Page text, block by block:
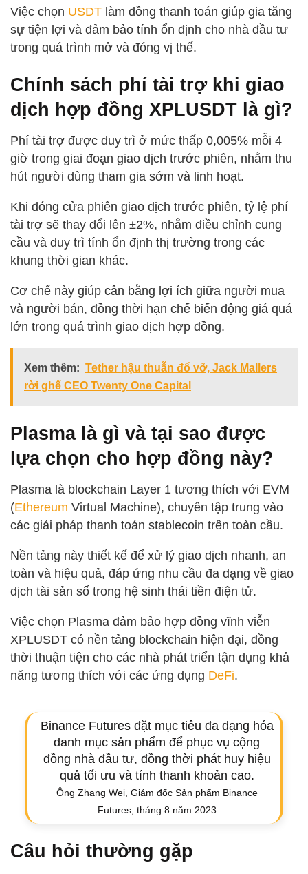
Việc chọn USDT làm đồng thanh toán giúp gia tăng
sự tiện lợi và đảm bảo tính ổn định cho nhà đầu tư
trong quá trình mở và đóng vị thế.
Chính sách phí tài trợ khi giao
dịch hợp đồng XPLUSDT là gì?
Phí tài trợ được duy trì ở mức thấp 0,005% mỗi 4
giờ trong giai đoạn giao dịch trước phiên, nhằm thu
hút người dùng tham gia sớm và linh hoạt.
Khi đóng cửa phiên giao dịch trước phiên, tỷ lệ phí
tài trợ sẽ thay đổi lên ±2%, nhằm điều chỉnh cung
cầu và duy trì tính ổn định thị trường trong các
khung thời gian khác.
Cơ chế này giúp cân bằng lợi ích giữa người mua
và người bán, đồng thời hạn chế biến động giá quá
lớn trong quá trình giao dịch hợp đồng.
Xem thêm: Tether hậu thuẫn đổ vỡ, Jack Mallers
rời ghế CEO Twenty One Capital
Plasma là gì và tại sao được
lựa chọn cho hợp đồng này?
Plasma là blockchain Layer 1 tương thích với EVM
(Ethereum Virtual Machine), chuyên tập trung vào
các giải pháp thanh toán stablecoin trên toàn cầu.
Nền tảng này thiết kế để xử lý giao dịch nhanh, an
toàn và hiệu quả, đáp ứng nhu cầu đa dạng về giao
dịch tài sản số trong hệ sinh thái tiền điện tử.
Việc chọn Plasma đảm bảo hợp đồng vĩnh viễn
XPLUSDT có nền tảng blockchain hiện đại, đồng
thời thuận tiện cho các nhà phát triển tận dụng khả
năng tương thích với các ứng dụng DeFi.
Binance Futures đặt mục tiêu đa dạng hóa
danh mục sản phẩm để phục vụ cộng
đồng nhà đầu tư, đồng thời phát huy hiệu
quả tối ưu và tính thanh khoản cao.
Ông Zhang Wei, Giám đốc Sản phẩm Binance
Futures, tháng 8 năm 2023
Câu hỏi thường gặp